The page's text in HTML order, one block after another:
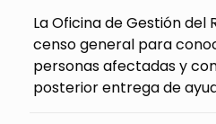
La Oficina de Gestión del
censo general para
personas afectadas y
posterior entrega de